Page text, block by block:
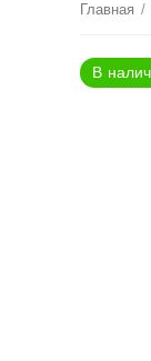
Главная /